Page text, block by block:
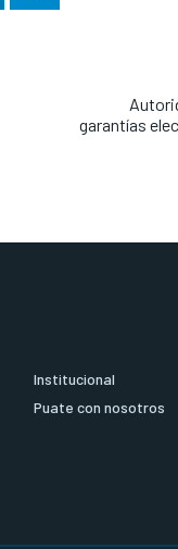
garantías
Institucional
Puate con nosotros